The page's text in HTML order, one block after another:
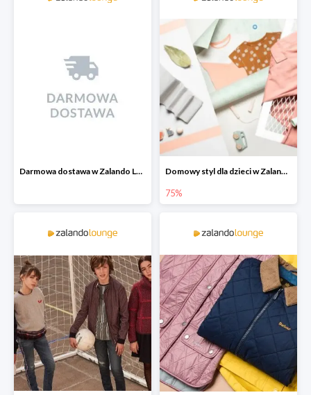
Darmowa dostawa w Zalando Lounge Domowy styl dla dzieci w Zalando Lounge do -75%
75%